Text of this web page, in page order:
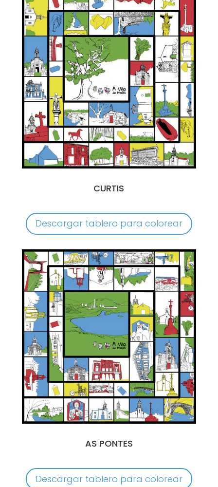
CURTIS
Descargar tablero para colorear
AS PONTES
Descargar tablero para colorear